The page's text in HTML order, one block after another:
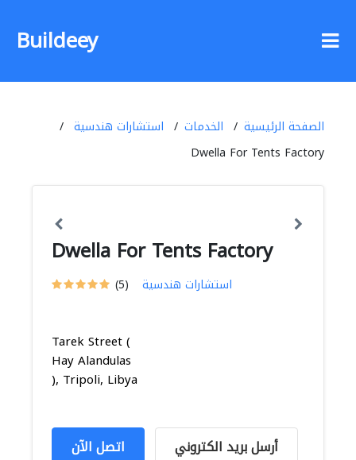
Buildeey
الصفحة الرئيسية الخدمات
استشارات هندسية
Dwella For Tents Factory
Dwella For Tents Factory
(5) استشارات هندسية
Tarek Street (
Hay Alandulas
), Tripoli, Libya
اتصل الآن أرسل بريد الكتروني